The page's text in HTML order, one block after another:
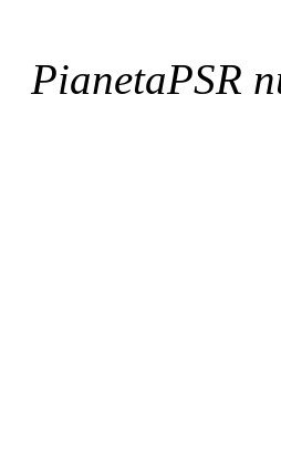
PianetaPSR